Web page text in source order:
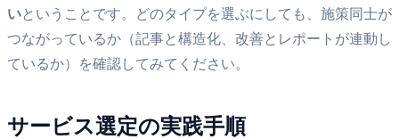
いということです。どのタイプを選ぶにしても、施策同士が
つながっているか（記事と構造化、改善とレポートが連動し
ているか）を確認してみてください。
サービス選定の実践手順